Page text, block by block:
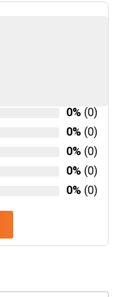
0% (0)
0% (0)
0% (0)
0% (0)
0% (0)